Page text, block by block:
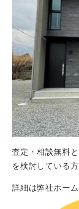
査定・相談無料
を検討している
詳細は弊社ホー